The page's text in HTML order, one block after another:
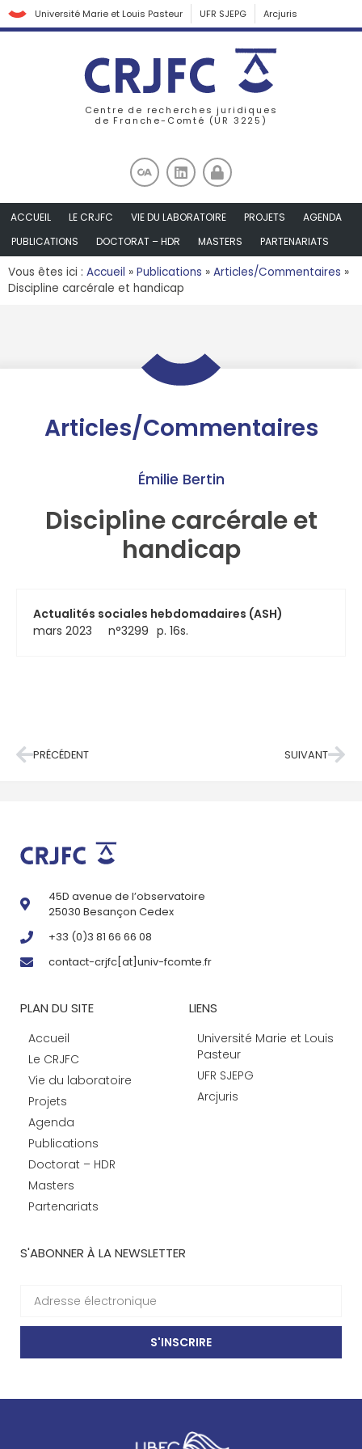
Université Marie et Louis Pasteur UFR SJEPG Arcjuris
Centre de recherches juridiques
de Franche-Comté (UR 3225)
ACCUEIL LE CRJFC VIE DU LABORATOIRE PROJETS
AGENDA
PUBLICATIONS
DOCTORAT – HDR MASTERS PARTENARIATS
Vous êtes ici : Accueil » Publications » Articles/Commentaires »
Discipline carcérale et handicap
Articles/Commentaires
Émilie Bertin
Discipline carcérale et
handicap
Actualités sociales hebdomadaires (ASH)
mars 2023
n°3299 p. 16s.
PRÉCÉDENT SUIVANT
45D avenue de l’observatoire
25030 Besançon Cedex
+33 (0)3 81 66 66 08
contact-crjfc[at]univ-fcomte.fr
PLAN DU SITE
Accueil
Le CRJFC
Vie du laboratoire
Projets
Agenda
Publications
Doctorat – HDR
Masters
Partenariats
LIENS
Université Marie et Louis
Pasteur
UFR SJEPG
Arcjuris
S'ABONNER À LA NEWSLETTER
S'INSCRIRE